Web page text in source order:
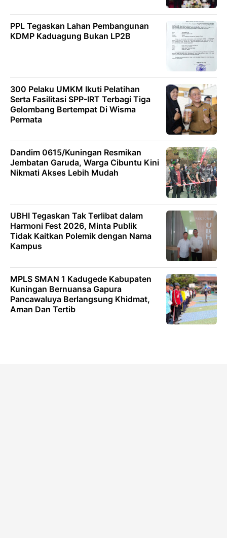
PPL Tegaskan Lahan Pembangunan
KDMP Kaduagung Bukan LP2B
300 Pelaku UMKM Ikuti Pelatihan
Serta Fasilitasi SPP-IRT Terbagi Tiga
Gelombang Bertempat Di Wisma
Permata
Dandim 0615/Kuningan Resmikan
Jembatan Garuda, Warga Cibuntu Kini
Nikmati Akses Lebih Mudah
UBHI Tegaskan Tak Terlibat dalam
Harmoni Fest 2026, Minta Publik
Tidak Kaitkan Polemik dengan Nama
Kampus
MPLS SMAN 1 Kadugede Kabupaten
Kuningan Bernuansa Gapura
Pancawaluya Berlangsung Khidmat,
Aman Dan Tertib